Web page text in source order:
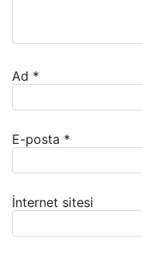
Ad *
E-posta *
İnternet sitesi